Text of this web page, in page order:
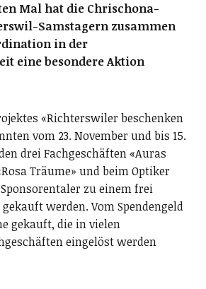
Mal hat die Chrischona-
Samstagern zusammen
in der
eine besondere Aktion
«Richterswiler beschenken
vom 23. November und bis 15.
drei Fachgeschäften «Auras
Träume» und beim Optiker
zu einem frei
werden. Vom Spendengeld
gekauft, die in vielen
eingelöst werden